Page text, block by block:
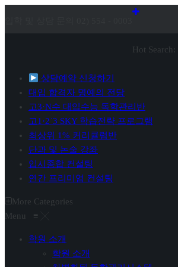
Hot Search:
상담예약 신청하기
대입 합격자 명예의 전당
고3·N수 대입수능 독학관리반
고1·2˙3 SKY 학습전략 프로그램
최상위 1% 커리큘럼반
단과 및 논술 강좌
입시종합 컨설팅
연간 프리미엄 컨설팅
More Categories
Menu ≡ ╳
학원 소개
학원 소개